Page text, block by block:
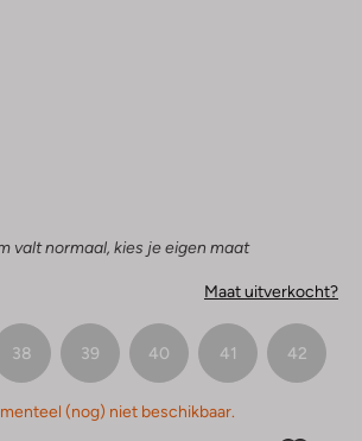
valt normaal, kies je eigen maat
Maat uitverkocht?
38 39 40 41 42
(nog) niet beschikbaar.